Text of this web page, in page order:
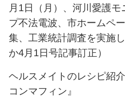
月1日（月）、河川愛護モ
プ不法電波、市ホームペ
集、工業統計調査を実施
か4月1日号記事訂正）
ヘルスメイトのレシピ紹
コンマフィン』